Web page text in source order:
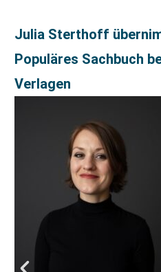
Julia Sterthoff
Populäres Sachbuch
Verlagen